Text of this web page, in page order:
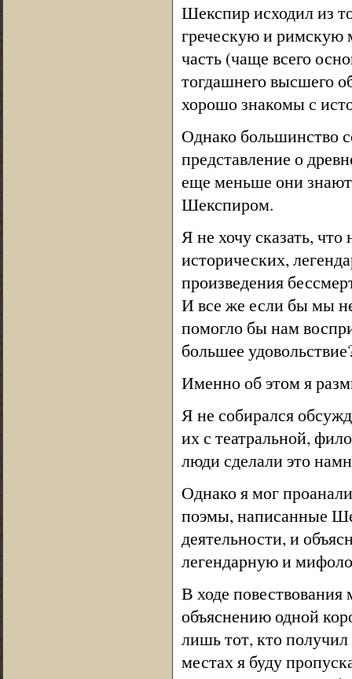
Шекспир исходил из
греческую и римскую
часть (чаще всего
тогдашнего высшего
хорошо знакомы с
Однако большинство
представление о
еще меньше они
Шекспиром.
Я не хочу сказать,
исторических,
произведения
И все же если бы мы
помогло бы нам
большее
Именно об этом я
Я не собирался
их с театральной,
люди сделали это
Однако я мог
поэмы, написанные
деятельности, и
легендарную и
В ходе повествования
объяснению одной
лишь тот, кто получил
местах я буду